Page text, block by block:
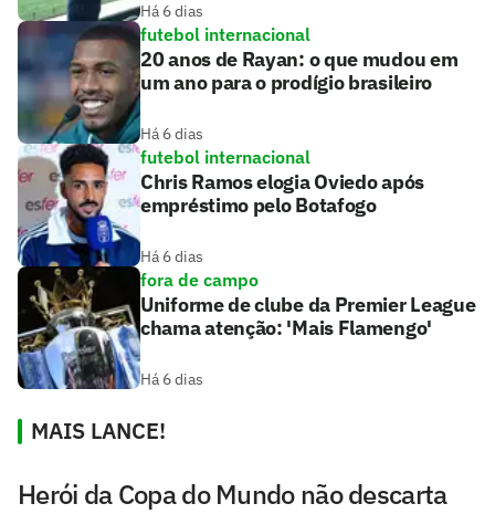
Há 6 dias
futebol internacional
20 anos de Rayan: o que mudou em
um ano para o prodígio brasileiro
Há 6 dias
futebol internacional
Chris Ramos elogia Oviedo após
empréstimo pelo Botafogo
Há 6 dias
fora de campo
Uniforme de clube da Premier League
chama atenção: 'Mais Flamengo'
Há 6 dias
MAIS LANCE!
Herói da Copa do Mundo não descarta